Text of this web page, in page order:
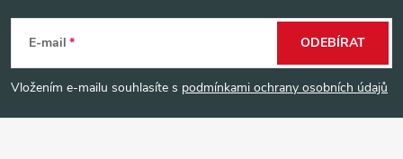
p
a
E-mail
Vložením e-mailu souhlasíte s podmínkami ochrany osobních údajů
ODEBÍRAT